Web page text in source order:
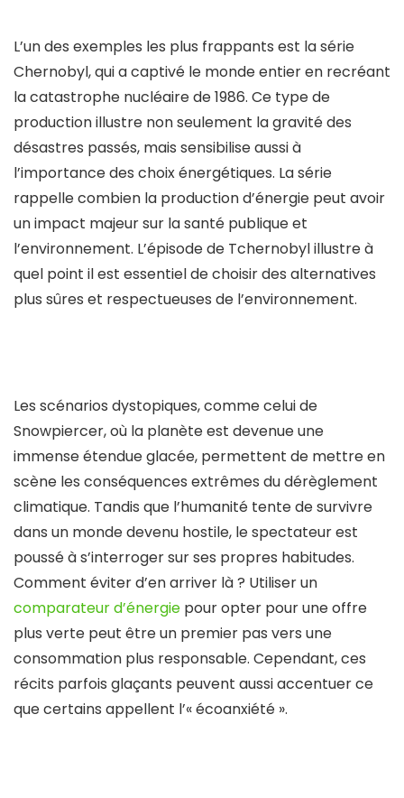
L’un des exemples les plus frappants est la série
Chernobyl, qui a captivé le monde entier en recréant
la catastrophe nucléaire de 1986. Ce type de
production illustre non seulement la gravité des
désastres passés, mais sensibilise aussi à
l’importance des choix énergétiques. La série
rappelle combien la production d’énergie peut avoir
un impact majeur sur la santé publique et
l’environnement. L’épisode de Tchernobyl illustre à
quel point il est essentiel de choisir des alternatives
plus sûres et respectueuses de l’environnement.
Les scénarios dystopiques, comme celui de
Snowpiercer, où la planète est devenue une
immense étendue glacée, permettent de mettre en
scène les conséquences extrêmes du dérèglement
climatique. Tandis que l’humanité tente de survivre
dans un monde devenu hostile, le spectateur est
poussé à s’interroger sur ses propres habitudes.
Comment éviter d’en arriver là ? Utiliser un
comparateur d’énergie pour opter pour une offre
plus verte peut être un premier pas vers une
consommation plus responsable. Cependant, ces
récits parfois glaçants peuvent aussi accentuer ce
que certains appellent l’« écoanxiété ».